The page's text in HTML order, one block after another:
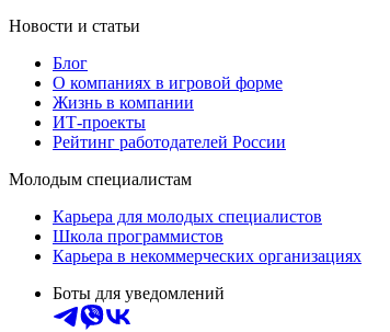
Новости и статьи
Блог
О компаниях в игровой форме
Жизнь в компании
ИТ-проекты
Рейтинг работодателей России
Молодым специалистам
Карьера для молодых специалистов
Школа программистов
Карьера в некоммерческих организациях
Боты для уведомлений